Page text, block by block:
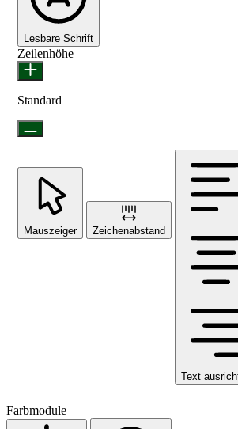
Lesbare Schrift
Zeilenhöhe
Standard
Mauszeiger Zeichenabstand
Text
Farbmodule